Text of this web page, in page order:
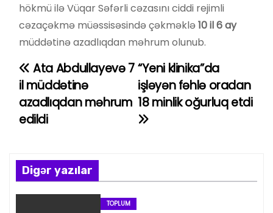
hökmü ilə Vüqar Səfərli cəzasını ciddi rejimli
cəzaçəkmə müəssisəsində çəkməklə10 il 6 ay
müddətinə azadlıqdan məhrum olunub.
Y
a
z
n
a
“Yeni klinika”da
işləyən fəhlə oradan
18 minlik oğurluq etdi
Ata Abdullayevə 7
il müddətinə
azadlıqdan məhrum
edildi
Digər yazılar
TOPLUM